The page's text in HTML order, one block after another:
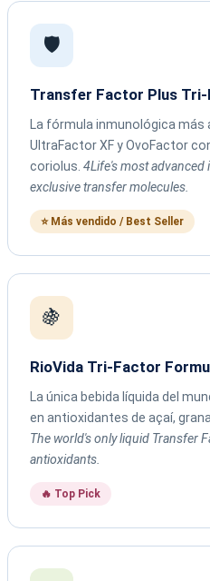
🛡️
Transfer Factor Plus
La fórmula inmunológica más
UltraFactor XF y OvoFactor
coriolus. 4Life's most
exclusive transfer molecules.
⭐ Más vendido / Best Seller
🍇
RioVida Tri-Factor
La única bebida líquida del
en antioxidantes de açaí,
The world's only liquid Transfer
antioxidants.
🔥 Top Pick